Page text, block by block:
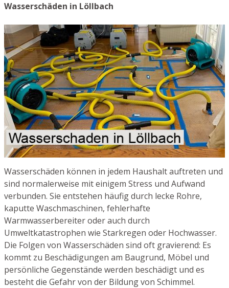
Wasserschäden in Löllbach
Wasserschäden können in jedem Haushalt auftreten und
sind normalerweise mit einigem Stress und Aufwand
verbunden. Sie entstehen häufig durch lecke Rohre,
kaputte Waschmaschinen, fehlerhafte
Warmwasserbereiter oder auch durch
Umweltkatastrophen wie Starkregen oder Hochwasser.
Die Folgen von Wasserschäden sind oft gravierend: Es
kommt zu Beschädigungen am Baugrund, Möbel und
persönliche Gegenstände werden beschädigt und es
besteht die Gefahr von der Bildung von Schimmel.